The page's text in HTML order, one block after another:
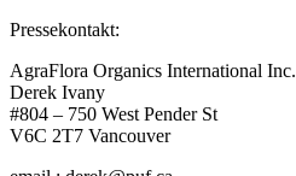
Pressekontakt:
AgraFlora Organics International Inc.
Derek Ivany
#804 – 750 West Pender St
V6C 2T7 Vancouver